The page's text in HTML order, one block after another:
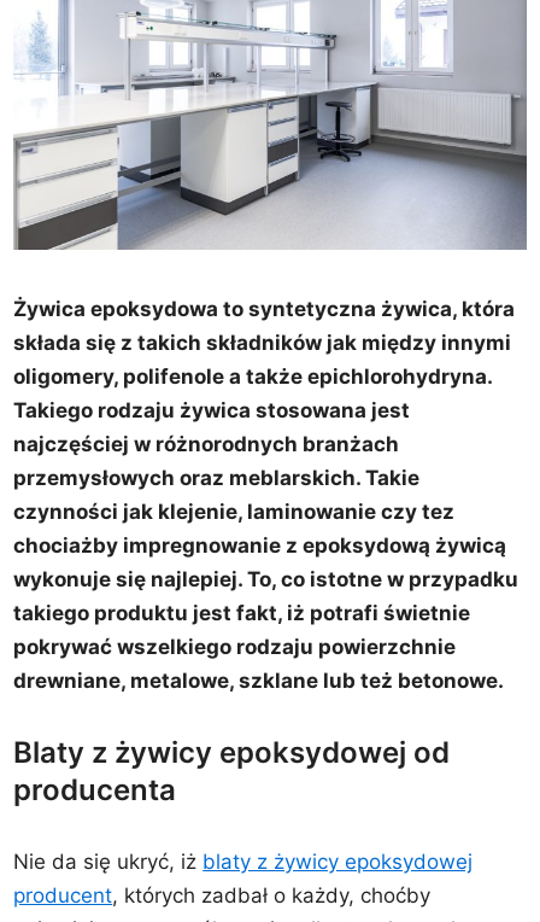
Żywica epoksydowa to syntetyczna żywica, która
składa się z takich składników jak między innymi
oligomery, polifenole a także epichlorohydryna.
Takiego rodzaju żywica stosowana jest
najczęściej w różnorodnych branżach
przemysłowych oraz meblarskich. Takie
czynności jak klejenie, laminowanie czy tez
chociażby impregnowanie z epoksydową żywicą
wykonuje się najlepiej. To, co istotne w przypadku
takiego produktu jest fakt, iż potrafi świetnie
pokrywać wszelkiego rodzaju powierzchnie
drewniane, metalowe, szklane lub też betonowe.
Blaty z żywicy epoksydowej od
producenta
Nie da się ukryć, iż blaty z żywicy epoksydowej
producent, których zadbał o każdy, choćby